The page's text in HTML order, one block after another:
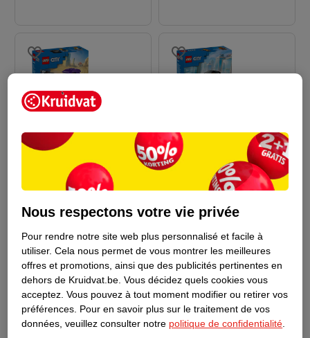
LEGO City Le Hot Rod
60485
LEGO City La Supercar
Électrique 60486
1
Nous respectons votre vie privée
Pour rendre notre site web plus personnalisé et facile à
utiliser. Cela nous permet de vous montrer les meilleures
offres et promotions, ainsi que des publicités pertinentes en
dehors de Kruidvat.be. Vous décidez quels cookies vous
acceptez. Vous pouvez à tout moment modifier ou retirer vos
préférences. Pour en savoir plus sur le traitement de vos
données, veuillez consulter notre politique de confidentialité